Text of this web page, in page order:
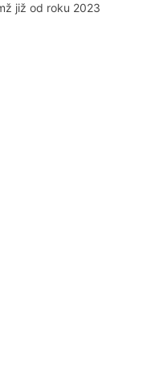
již od roku 2023